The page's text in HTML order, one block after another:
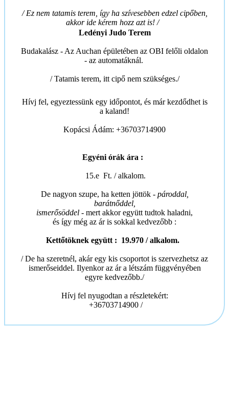
/ Ez nem tatamis terem, így ha szívesebben edzel cipőben,
akkor ide kérem hozz azt is! /
Ledényi Judo Terem
Budakalász - Az Auchan épületében az OBI felőli oldalon
- az automatáknál.
/ Tatamis terem, itt cipő nem szükséges./
Hívj fel, egyeztessünk egy időpontot, és már kezdődhet is
a kaland!
Kopácsi Ádám: +36703714900
Egyéni órák ára :
15.e Ft. / alkalom.
De nagyon szupe, ha ketten jöttök - pároddal,
barátnőddel,
ismerősöddel - mert akkor együtt tudtok haladni,
és így még az ár is sokkal kedvezőbb :
Kettőtöknek együtt : 19.970 / alkalom.
/ De ha szeretnél, akár egy kis csoportot is szervezhetsz az
ismerőseiddel. Ilyenkor az ár a létszám függvényében
egyre kedvezőbb./
Hívj fel nyugodtan a részletekért:
+36703714900 /